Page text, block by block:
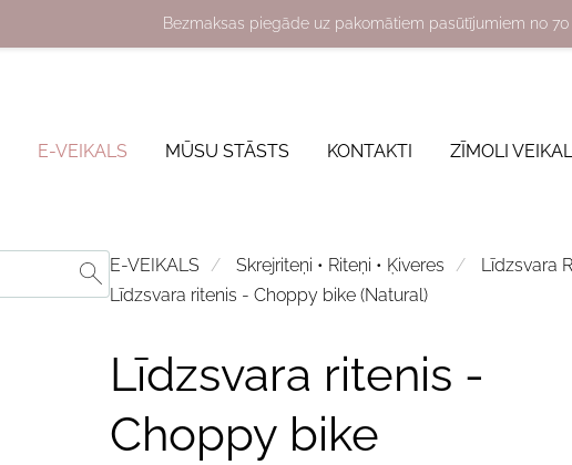
Bezmaksas piegāde uz pakomātiem pasūtījumiem no 70
E-VEIKALS MŪSU STĀSTS KONTAKTI ZĪMOLI
E-VEIKALS Skrejriteņi • Riteņi • Ķiveres
Līdzsvara
Līdzsvara ritenis - Choppy bike (Natural)
Līdzsvara ritenis -
Choppy bike